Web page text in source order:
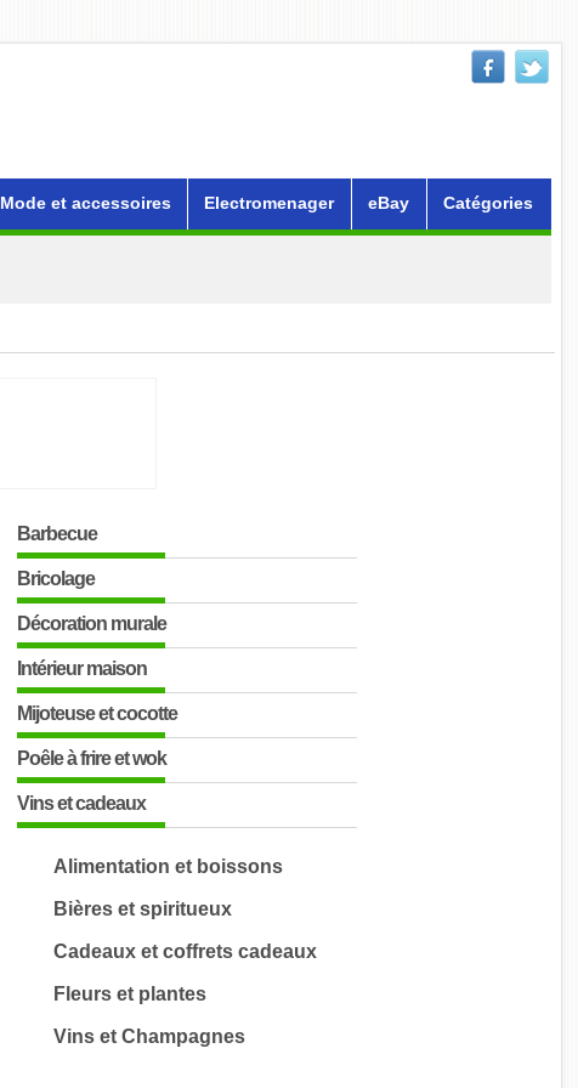
Mode et accessoires Electromenager eBay Catégories
Barbecue
Bricolage
Décoration murale
Intérieur maison
Mijoteuse et cocotte
Poêle à frire et wok
Vins et cadeaux
Alimentation et boissons
Bières et spiritueux
Cadeaux et coffrets cadeaux
Fleurs et plantes
Vins et Champagnes